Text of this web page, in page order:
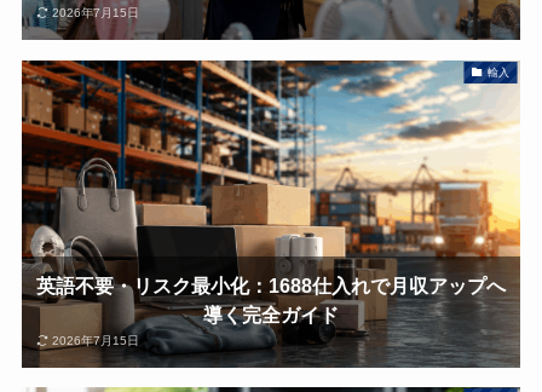
2026年7月15日
輸入
英語不要・リスク最小化：1688仕入れで月収アップへ
導く完全ガイド
2026年7月15日